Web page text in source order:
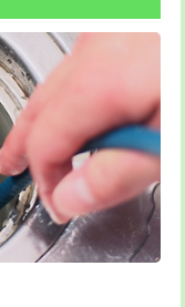
44,000円
+8,800円
11,000円~
55,000円
+3,300円
33,000円
8,800円
11,000円
22,000円